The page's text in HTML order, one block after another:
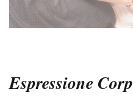
Espressione